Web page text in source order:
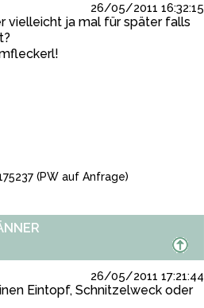
26/05/2011 16:32:15
vielleicht ja mal für später falls
(PW auf Anfrage)
26/05/2011 17:21:44
Eintopf, Schnitzelweck oder